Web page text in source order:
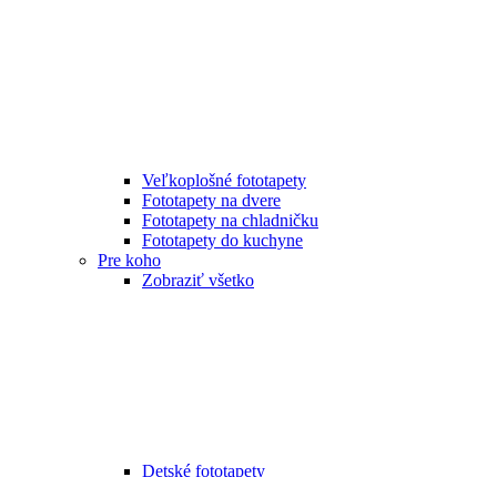
Veľkoplošné fototapety
Fototapety na dvere
Fototapety na chladničku
Fototapety do kuchyne
Pre koho
Zobraziť všetko
Detské fototapety